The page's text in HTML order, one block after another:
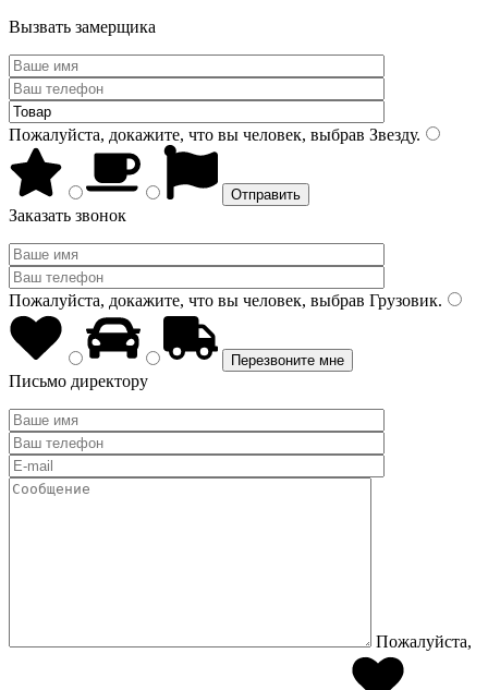
Вызвать замерщика
Пожалуйста, докажите, что вы человек, выбрав Звезду.
Заказать звонок
Пожалуйста, докажите, что вы человек, выбрав Грузовик.
Письмо директору
Пожалуйста,